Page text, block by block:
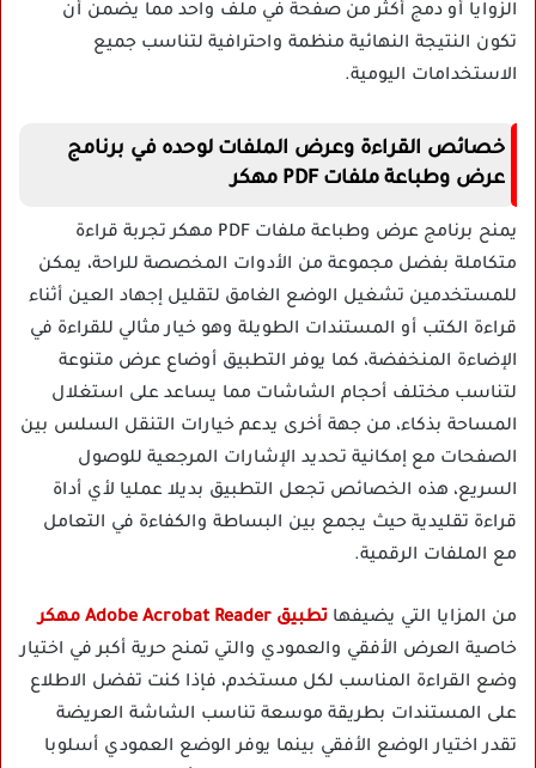
الزوايا أو دمج أكثر من صفحة في ملف واحد مما يضمن أن
تكون النتيجة النهائية منظمة واحترافية لتناسب جميع
الاستخدامات اليومية.
خصائص القراءة وعرض الملفات لوحده في برنامج
عرض وطباعة ملفات PDF مهكر
يمنح برنامج عرض وطباعة ملفات PDF مهكر تجربة قراءة
متكاملة بفضل مجموعة من الأدوات المخصصة للراحة، يمكن
للمستخدمين تشغيل الوضع الغامق لتقليل إجهاد العين أثناء
قراءة الكتب أو المستندات الطويلة وهو خيار مثالي للقراءة في
الإضاءة المنخفضة، كما يوفر التطبيق أوضاع عرض متنوعة
لتناسب مختلف أحجام الشاشات مما يساعد على استغلال
المساحة بذكاء، من جهة أخرى يدعم خيارات التنقل السلس بين
الصفحات مع إمكانية تحديد الإشارات المرجعية للوصول
السريع، هذه الخصائص تجعل التطبيق بديلا عمليا لأي أداة
قراءة تقليدية حيث يجمع بين البساطة والكفاءة في التعامل
مع الملفات الرقمية.
من المزايا التي يضيفها تطبيق Adobe Acrobat Reader مهكر
خاصية العرض الأفقي والعمودي والتي تمنح حرية أكبر في اختيار
وضع القراءة المناسب لكل مستخدم، فإذا كنت تفضل الاطلاع
على المستندات بطريقة موسعة تناسب الشاشة العريضة
تقدر اختيار الوضع الأفقي بينما يوفر الوضع العمودي أسلوبا